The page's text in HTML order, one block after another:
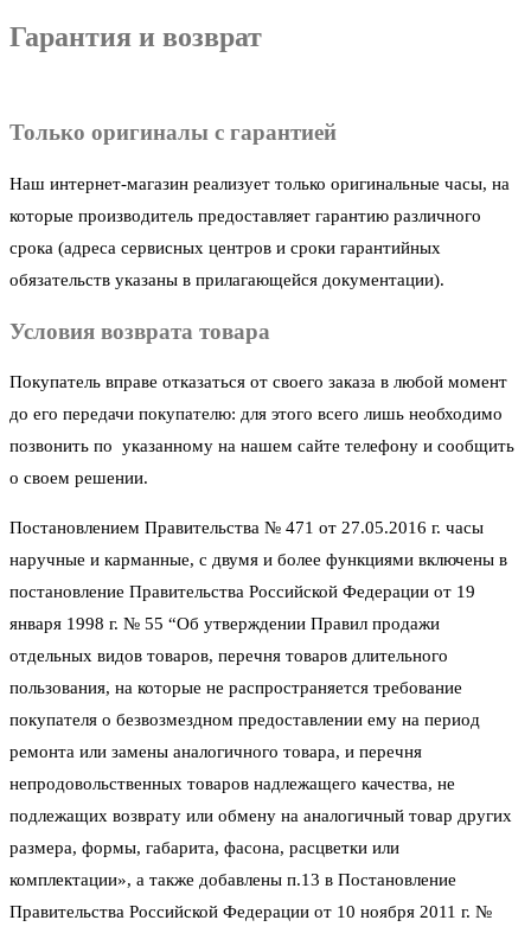
Гарантия и возврат
Только оригиналы с гарантией
Наш интернет-магазин реализует только оригинальные часы, на
которые производитель предоставляет гарантию различного
срока (адреса сервисных центров и сроки гарантийных
обязательств указаны в прилагающейся документации).
Условия возврата товара
Покупатель вправе отказаться от своего заказа в любой момент
до его передачи покупателю: для этого всего лишь необходимо
позвонить по указанному на нашем сайте телефону и сообщить
о своем решении.
Постановлением Правительства № 471 от 27.05.2016 г. часы
наручные и карманные, с двумя и более функциями включены в
постановление Правительства Российской Федерации от 19
января 1998 г. № 55 “Об утверждении Правил продажи
отдельных видов товаров, перечня товаров длительного
пользования, на которые не распространяется требование
покупателя о безвозмездном предоставлении ему на период
ремонта или замены аналогичного товара, и перечня
непродовольственных товаров надлежащего качества, не
подлежащих возврату или обмену на аналогичный товар других
размера, формы, габарита, фасона, расцветки или
комплектации», а также добавлены п.13 в Постановление
Правительства Российской Федерации от 10 ноября 2011 г. №